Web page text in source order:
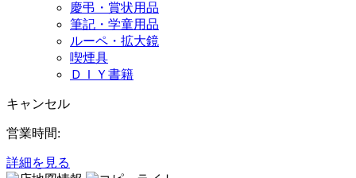
慶弔・賞状用品
筆記・学童用品
ルーペ・拡大鏡
喫煙具
ＤＩＹ書籍
キャンセル
営業時間:
詳細を見る